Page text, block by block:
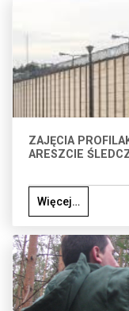
ZAJĘCIA
ARESZCIE
Więcej…